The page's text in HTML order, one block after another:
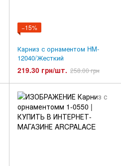
−15%
Карниз с орнаментом HM-
12040/Жесткий
219.30 грн/шт. 258.00 грн